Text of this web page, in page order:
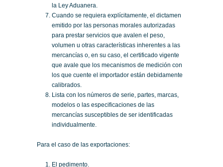
la Ley Aduanera.
Cuando se requiera explícitamente, el dictamen
emitido por las personas morales autorizadas
para prestar servicios que avalen el peso,
volumen u otras características inherentes a las
mercancías o, en su caso, el certificado vigente
que avale que los mecanismos de medición con
los que cuente el importador están debidamente
calibrados.
Lista con los números de serie, partes, marcas,
modelos o las especificaciones de las
mercancías susceptibles de ser identificadas
individualmente.
Para el caso de las exportaciones:
El pedimento.